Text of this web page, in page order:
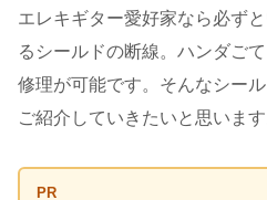
エレキギター愛好家なら必ず
るシールドの断線。ハンダご
修理が可能です。そんなシー
ご紹介していきたいと思います
PR